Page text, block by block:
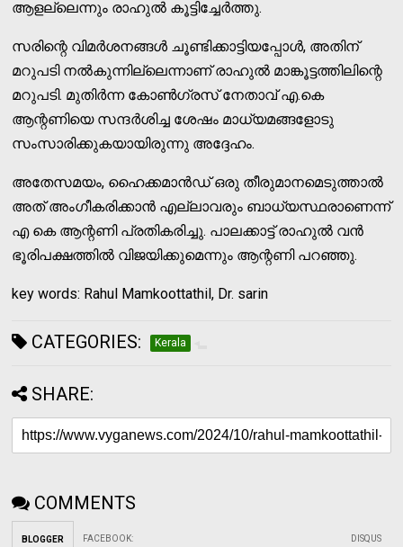
ആളല്ലെന്നും രാഹുല്‍ കൂട്ടിച്ചേര്‍ത്തു.
സരിന്റെ വിമര്‍ശനങ്ങള്‍ ചൂണ്ടിക്കാട്ടിയപ്പോള്‍, അതിന്
മറുപടി നല്‍കുന്നില്ലെന്നാണ് രാഹുല്‍ മാങ്കൂട്ടത്തിലിന്റെ
മറുപടി. മുതിര്‍ന്ന കോണ്‍ഗ്രസ് നേതാവ് എ.കെ
ആന്റണിയെ സന്ദര്‍ശിച്ച ശേഷം മാധ്യമങ്ങളോടു
സംസാരിക്കുകയായിരുന്നു അദ്ദേഹം.
അതേസമയം, ഹൈക്കമാന്‍ഡ് ഒരു തീരുമാനമെടുത്താല്‍
അത് അംഗീകരിക്കാന്‍ എല്ലാവരും ബാധ്യസ്ഥരാണെന്ന്
എ കെ ആന്റണി പ്രതികരിച്ചു. പാലക്കാട്ട് രാഹുല്‍ വന്‍
ഭൂരിപക്ഷത്തില്‍ വിജയിക്കുമെന്നും ആന്റണി പറഞ്ഞു.
key words: Rahul Mamkoottathil, Dr. sarin
CATEGORIES: Kerala
SHARE:
COMMENTS
BLOGGER FACEBOOK: DISQUS